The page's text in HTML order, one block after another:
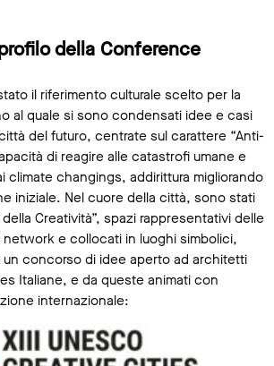
della Conference
il riferimento culturale scelto per la
al quale si sono condensati idee e casi
del futuro, centrate sul carattere “Anti-
di reagire alle catastrofi umane e
climate changings, addirittura migliorando
iniziale. Nel cuore della città, sono stati
Creatività”, spazi rappresentativi delle
e collocati in luoghi simbolici,
un concorso di idee aperto ad architetti
Italiane, e da queste animati con
internazionale: